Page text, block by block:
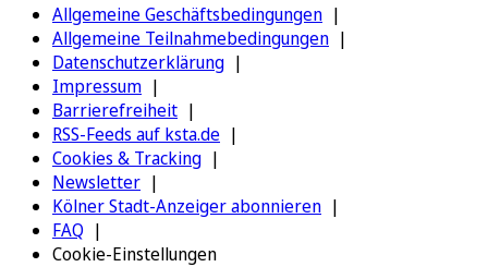
Allgemeine Geschäftsbedingungen
Allgemeine Teilnahmebedingungen
Datenschutzerklärung
Impressum
Barrierefreiheit
RSS-Feeds auf ksta.de
Cookies & Tracking
Newsletter
Kölner Stadt-Anzeiger abonnieren
FAQ
Cookie-Einstellungen